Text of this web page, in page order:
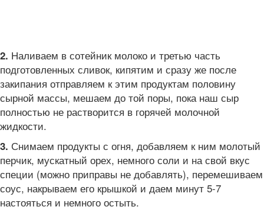
2. Наливаем в сотейник молоко и третью часть
подготовленных сливок, кипятим и сразу же после
закипания отправляем к этим продуктам половину
сырной массы, мешаем до той поры, пока наш сыр
полностью не растворится в горячей молочной
жидкости.
3. Снимаем продукты с огня, добавляем к ним молотый
перчик, мускатный орех, немного соли и на свой вкус
специи (можно приправы не добавлять), перемешиваем
соус, накрываем его крышкой и даем минут 5-7
настояться и немного остыть.